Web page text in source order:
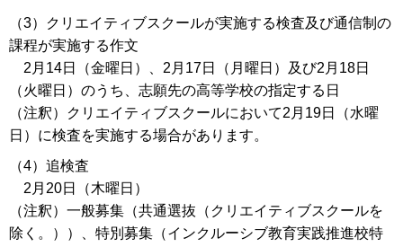
（3）クリエイティブスクールが実施する検査及び通信制の
課程が実施する作文
2月14日（金曜日）、2月17日（月曜日）及び2月18日
（火曜日）のうち、志願先の高等学校の指定する日
（注釈）クリエイティブスクールにおいて2月19日（水曜
日）に検査を実施する場合があります。
（4）追検査
2月20日（木曜日）
（注釈）一般募集（共通選抜（クリエイティブスクールを
除く。））、特別募集（インクルーシブ教育実践推進校特